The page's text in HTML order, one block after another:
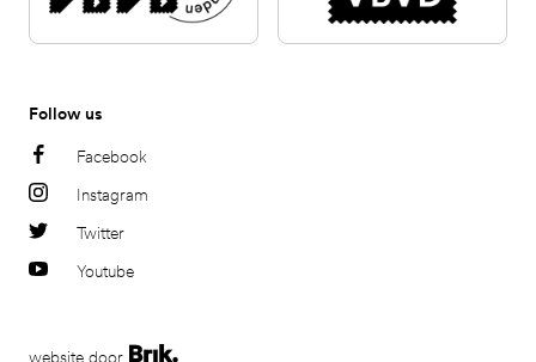
Follow us
Facebook
Instagram
Twitter
Youtube
website door